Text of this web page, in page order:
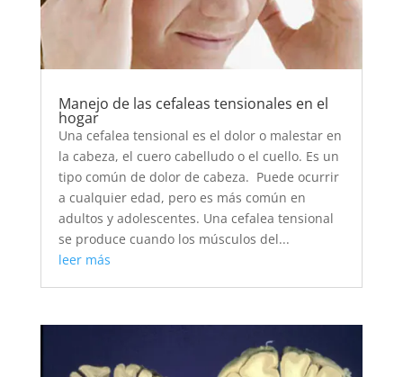
Manejo de las cefaleas tensionales en el
hogar
Una cefalea tensional es el dolor o malestar en
la cabeza, el cuero cabelludo o el cuello. Es un
tipo común de dolor de cabeza. Puede ocurrir
a cualquier edad, pero es más común en
adultos y adolescentes. Una cefalea tensional
se produce cuando los músculos del...
leer más